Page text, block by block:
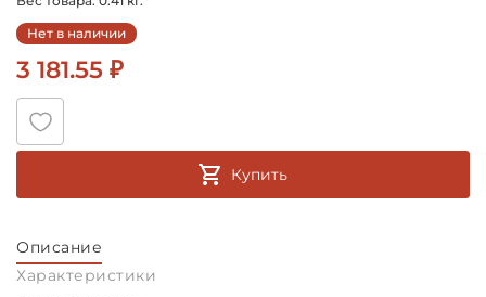
Нет в наличии
3 181.55 ₽
Купить
Описание
Характеристики